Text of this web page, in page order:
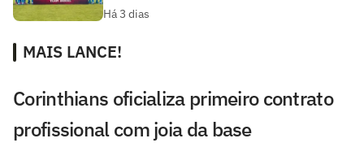
Há 3 dias
MAIS LANCE!
Corinthians oficializa primeiro contrato
profissional com joia da base